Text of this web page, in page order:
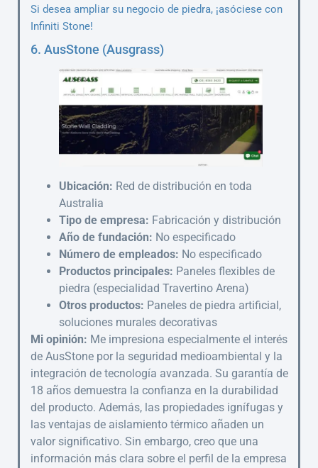
Si desea ampliar su negocio de piedra, ¡asóciese con
Infiniti Stone!
6. AusStone (Ausgrass)
Ubicación: Red de distribución en toda
Australia
Tipo de empresa: Fabricación y distribución
Año de fundación: No especificado
Número de empleados: No especificado
Productos principales: Paneles flexibles de
piedra (especialidad Travertino Arena)
Otros productos: Paneles de piedra artificial,
soluciones murales decorativas
Mi opinión: Me impresiona especialmente el interés
de AusStone por la seguridad medioambiental y la
integración de tecnología avanzada. Su garantía de
18 años demuestra la confianza en la durabilidad
del producto. Además, las propiedades ignífugas y
las ventajas de aislamiento térmico añaden un
valor significativo. Sin embargo, creo que una
información más clara sobre el perfil de la empresa